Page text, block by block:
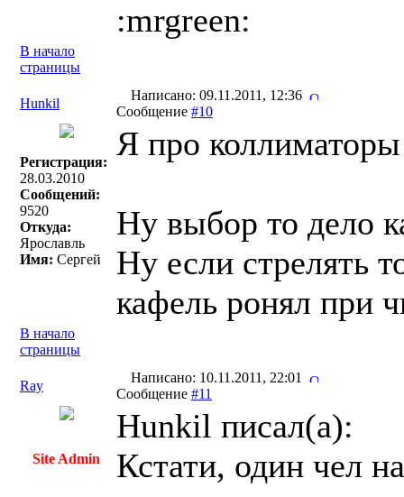
:mrgreen:
В начало
страницы
Hunkil
Написано: 09.11.2011, 12:36
Сообщение #10
Регистрация:
28.03.2010
Сообщений:
9520
Откуда:
Ярославль
Имя: Сергей
Я про
Ну выбор то дело
Ну если стрелять
кафель ронял при
В начало
страницы
Ray
Написано: 10.11.2011, 22:01
Сообщение #11
Site Admin
Hunkil писал(a):
Кстати, один чел